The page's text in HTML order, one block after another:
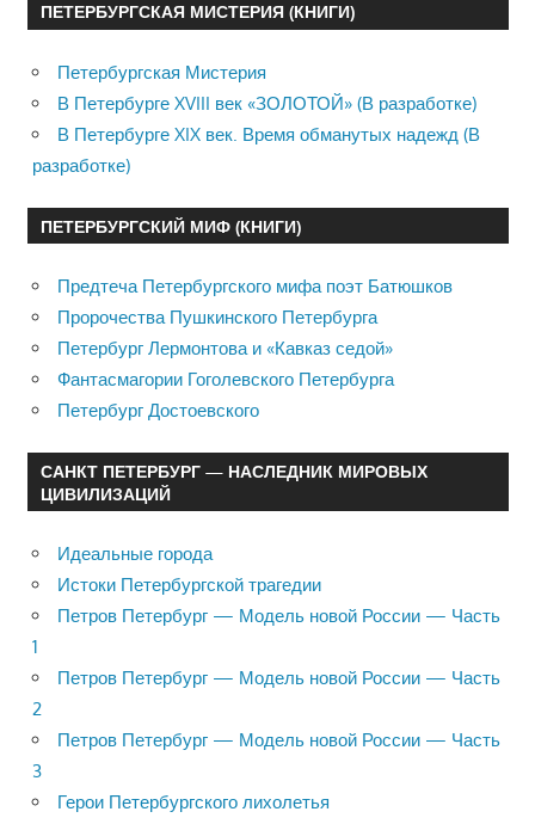
ПЕТЕРБУРГСКАЯ МИСТЕРИЯ (КНИГИ)
Петербургская Мистерия
В Петербурге XVIII век «ЗОЛОТОЙ» (В разработке)
В Петербурге XIX век. Время обманутых надежд (В
разработке)
ПЕТЕРБУРГСКИЙ МИФ (КНИГИ)
Предтеча Петербургского мифа поэт Батюшков
Пророчества Пушкинского Петербурга
Петербург Лермонтова и «Кавказ седой»
Фантасмагории Гоголевского Петербурга
Петербург Достоевского
САНКТ ПЕТЕРБУРГ — НАСЛЕДНИК МИРОВЫХ
ЦИВИЛИЗАЦИЙ
Идеальные города
Истоки Петербургской трагедии
Петров Петербург — Модель новой России — Часть
1
Петров Петербург — Модель новой России — Часть
2
Петров Петербург — Модель новой России — Часть
3
Герои Петербургского лихолетья